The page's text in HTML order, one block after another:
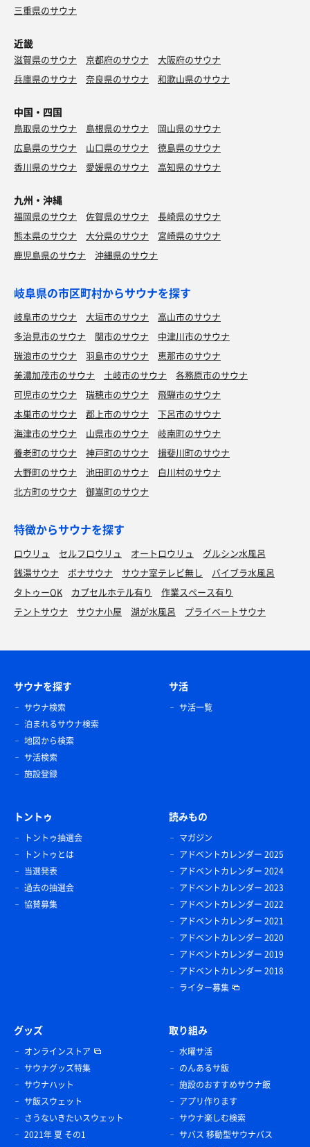
三重県のサウナ
近畿
滋賀県のサウナ 京都府のサウナ
大阪府のサウナ
兵庫県のサウナ
奈良県のサウナ 和歌山県のサウナ
中国・四国
鳥取県のサウナ 島根県のサウナ
岡山県のサウナ
広島県のサウナ
山口県のサウナ
徳島県のサウナ
香川県のサウナ
愛媛県のサウナ 高知県のサウナ
九州・沖縄
福岡県のサウナ 佐賀県のサウナ
長崎県のサウナ
熊本県のサウナ
大分県のサウナ
宮崎県のサウナ
鹿児島県のサウナ
沖縄県のサウナ
岐阜県の市区町村からサウナを探す
岐阜市のサウナ 大垣市のサウナ
高山市のサウナ
多治見市のサウナ
関市のサウナ
中津川市のサウナ
瑞浪市のサウナ
羽島市のサウナ
恵那市のサウナ
美濃加茂市のサウナ
土岐市のサウナ
各務原市のサウナ
可児市のサウナ
瑞穂市のサウナ
飛騨市のサウナ
本巣市のサウナ
郡上市のサウナ
下呂市のサウナ
海津市のサウナ
山県市のサウナ
岐南町のサウナ
養老町のサウナ
神戸町のサウナ
揖斐川町のサウナ
大野町のサウナ
池田町のサウナ
白川村のサウナ
北方町のサウナ
御嵩町のサウナ
特徴からサウナを探す
ロウリュ セルフロウリュ オートロウリュ
グルシン水風呂
銭湯サウナ
ボナサウナ サウナ室テレビ無し
バイブラ水風呂
タトゥーOK
カプセルホテル有り
作業スペース有り
テントサウナ
サウナ小屋 湖が水風呂 プライベートサウナ
サウナを探す
サウナ検索
泊まれるサウナ検索
地図から検索
サ活検索
施設登録
サ活
サ活一覧
トントゥ
トントゥ抽選会
トントゥとは
当選発表
過去の抽選会
協賛募集
読みもの
マガジン
アドベントカレンダー 2025
アドベントカレンダー 2024
アドベントカレンダー 2023
アドベントカレンダー 2022
アドベントカレンダー 2021
アドベントカレンダー 2020
アドベントカレンダー 2019
アドベントカレンダー 2018
ライター募集
グッズ
オンラインストア
サウナグッズ特集
サウナハット
サ飯スウェット
さうないきたいスウェット
2021年 夏 その1
取り組み
水曜サ活
のんあるサ飯
施設のおすすめサウナ飯
アプリ作ります
サウナ楽しむ検索
サバス 移動型サウナバス